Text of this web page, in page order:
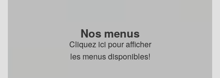
Nos menus
Cliquez ici pour afficher
les menus disponibles!